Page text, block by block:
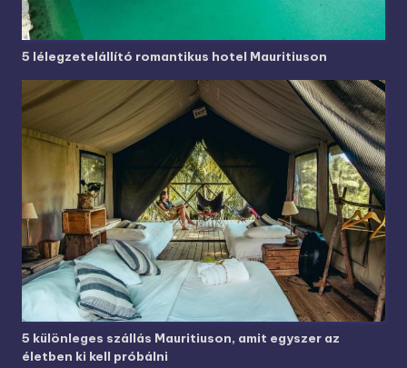
5 lélegzetelállító romantikus hotel Mauritiuson
5 különleges szállás Mauritiuson, amit egyszer az
életben ki kell próbálni